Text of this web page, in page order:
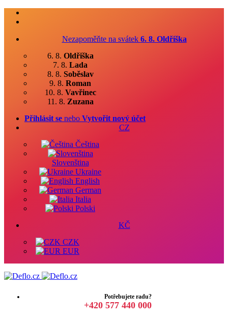
Nezapoměňte na svátek 6. 8. Oldřiška
6. 8. Oldřiška
7. 8. Lada
8. 8. Soběslav
9. 8. Roman
10. 8. Vavřinec
11. 8. Zuzana
Přihlásit se nebo Vytvořit nový účet
CZ
Čeština
Slovenština
Ukraine
English
German
Italia
Polski
KČ
CZK
EUR
Potřebujete radu?
+420 577 440 000